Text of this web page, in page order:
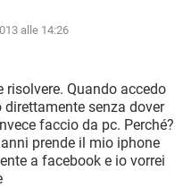
10
alle 14:26
risolvere. Quando accedo
senza dover
faccio da pc. Perché?
prende il mio iphone
a facebook e io vorrei